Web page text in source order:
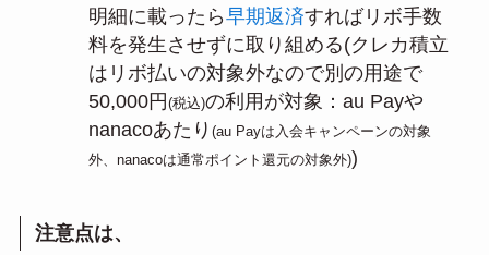
明細に載ったら早期返済すればリボ手数
料を発生させずに取り組める(クレカ積立
はリボ払いの対象外なので別の用途で
50,000円(税込)の利用が対象：au Payや
nanacoあたり (au Payは入会キャンペーンの対象
外、nanacoは通常ポイント還元の対象外))
注意点は、